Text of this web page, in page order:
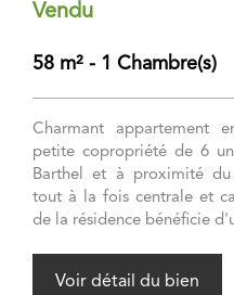
Vendu
58 m² - 1 Chambre(s)
Charmant appartement
petite copropriété de 6
Barthel et à proximité du
tout à la fois centrale et
de la résidence bénéficie
Voir détail du bien